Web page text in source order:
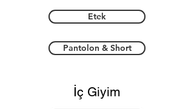
Etek
Pantolon & Short
İç Giyim